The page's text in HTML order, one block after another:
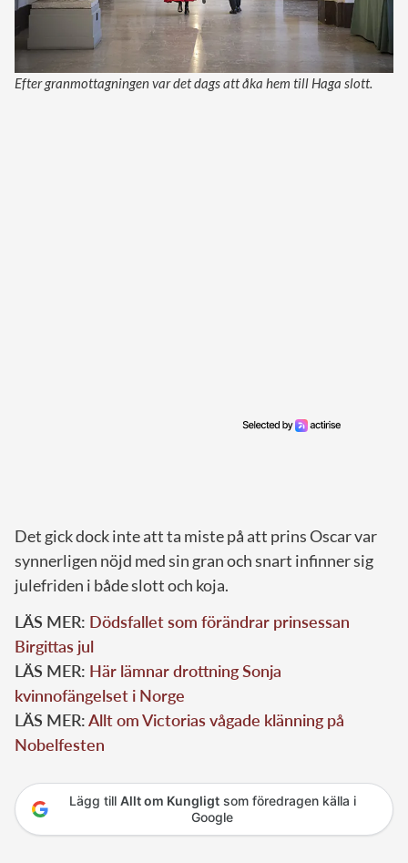
Efter granmottagningen var det dags att åka hem till Haga slott.
Det gick dock inte att ta miste på att prins Oscar var
synnerligen nöjd med sin gran och snart infinner sig
julefriden i både slott och koja.
LÄS MER: Dödsfallet som förändrar prinsessan
Birgittas jul
LÄS MER: Här lämnar drottning Sonja
kvinnofängelset i Norge
LÄS MER:Allt om Victorias vågade klänning på
Nobelfesten
Lägg till Allt om Kungligtsom föredragen källa i
Google